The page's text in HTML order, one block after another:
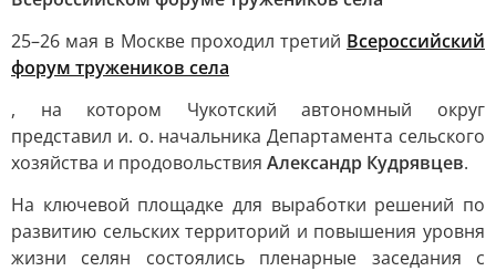
25–26 мая в Москве проходил третий Всероссийский
форум тружеников села
, на котором Чукотский автономный округ
представил и. о. начальника Департамента сельского
хозяйства и продовольствия Александр Кудрявцев.
На ключевой площадке для выработки решений по
развитию сельских территорий и повышения уровня
жизни селян состоялись пленарные заседания с